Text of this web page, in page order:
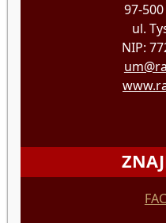
97-
ul.
NIP: